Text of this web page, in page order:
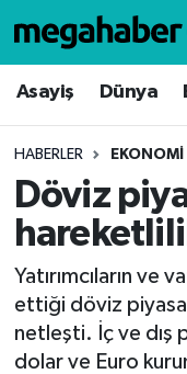
Asayiş Dünya
HABERLER EKONOMI
Döviz
Yatırımcıların ve
ettiği döviz
netleşti. İç ve dış
dolar ve Euro
Hava Durumu
Süper Lig
Tüm
Son Dakika
Haber Arşivi